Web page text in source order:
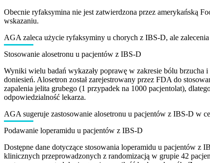
Obecnie ryfaksymina nie jest zatwierdzona przez amerykańską
wskazaniu.
AGA zaleca użycie ryfaksyminy u chorych z IBS-D, ale
Stosowanie alosetronu u pacjentów z IBS-D
Wyniki wielu badań wykazały poprawę w zakresie bólu brzucha
doniesień. Alosetron został zarejestrowany przez FDA do
zapalenia jelita grubego (1 przypadek na 1000 pacjentolat),
odpowiedzialność lekarza.
AGA sugeruje zastosowanie alosetronu u pacjentów z IBS-D w
Podawanie loperamidu u pacjentów z IBS-D
Dostępne dane dotyczące stosowania loperamidu u pacjentów
klinicznych przeprowadzonych z randomizacją w grupie 42